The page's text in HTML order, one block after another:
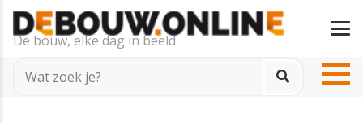
De bouw, elke dag in beeld